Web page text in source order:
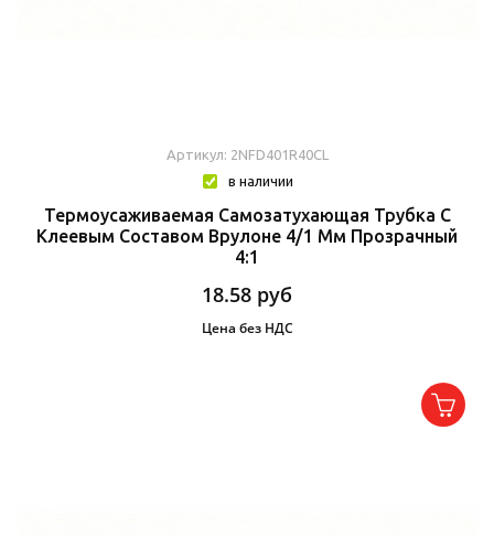
Артикул: 2NFD401R40CL
в наличии
Термоусаживаемая Самозатухающая Трубка C
Клеевым Составом Врулоне 4/1 Мм Прозрачный
4:1
18.58 руб
Цена без НДС